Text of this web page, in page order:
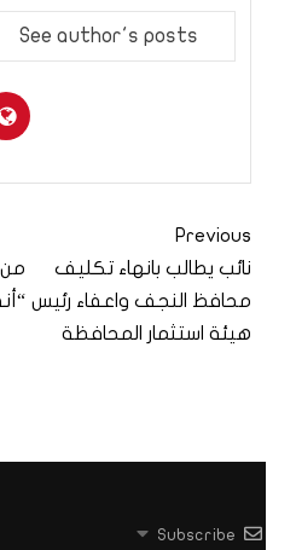
See author's posts
Previous
نائب يطالب بانهاء تكليف
محافظ النجف واعفاء رئيس
هيئة استثمار المحافظة
من
Subscribe